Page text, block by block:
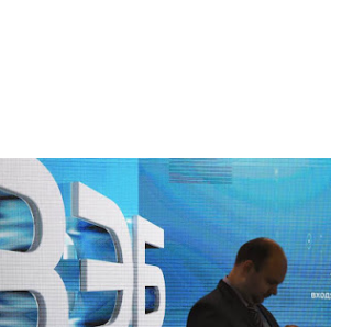
Isuzu Giga в лизинг от ЕВРОПЛАН
Лизинг по законам шариата от банка "Ак Барс"
Программа «Золотая сотня» от компании «КамАЗ-
Лизинг»
Альфа-Лизинг: КАМАЗ в лизинг без аванса